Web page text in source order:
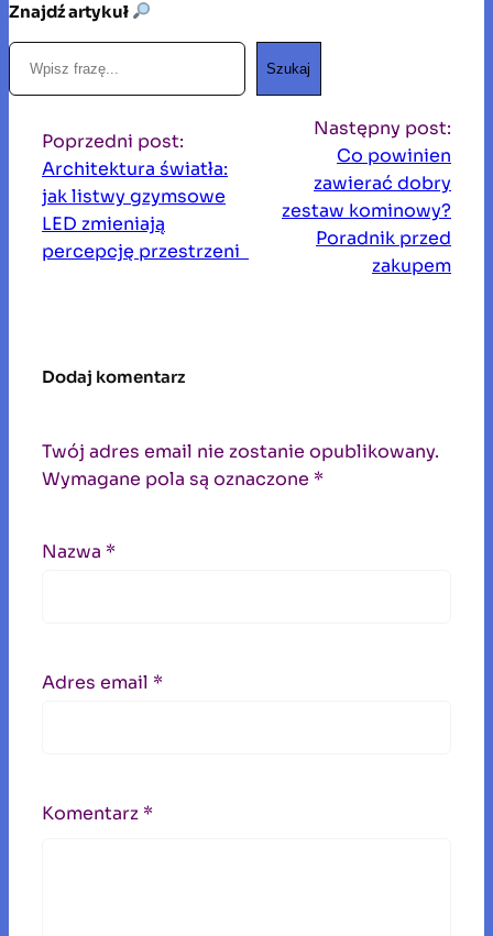
Znajdź artykuł
S
Szukaj
Poprzedni post:
Architektura światła:
jak listwy gzymsowe
LED zmieniają
percepcję przestrzeni
Następny post:
Co powinien
zawierać dobry
zestaw kominowy?
Poradnik przed
zakupem
Dodaj komentarz
Twój adres email nie zostanie opublikowany.
Wymagane pola są oznaczone *
Nazwa *
Adres email *
Komentarz *